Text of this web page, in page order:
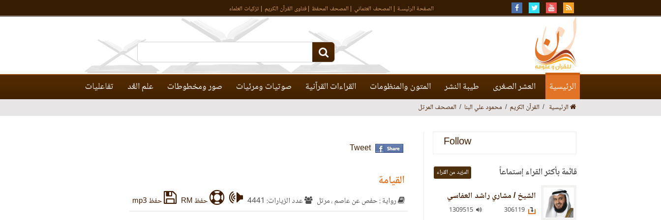
الصفحة الرئيسـة المصحف العثماني المصحف المحفظ فتاوى القرآن الكريم تزكيات العلماء
الرئيسية العشر الصغرى طيبة النشر المتون والمنظومات القراءات القرآنية صوتيات ومرئيات صور ومخطوطات علم العَّد تفاعليات
الرئيسية القرآن الكريم محمود علي البنا المصحف المرتل
Tweet
القيامة
رواية : حفص عن عاصم ، مرتل عدد الزيارات: 4441 حفظ RM حفظ mp3
Follow
قائمة بأكثر القراء إستماعاً المزيد من القراء
الشيخ / مشاري راشد العفاسي